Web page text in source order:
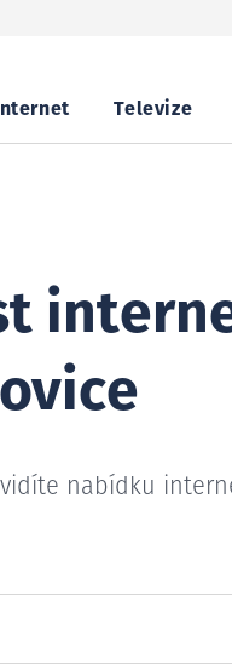
Internet Televize
nabídku